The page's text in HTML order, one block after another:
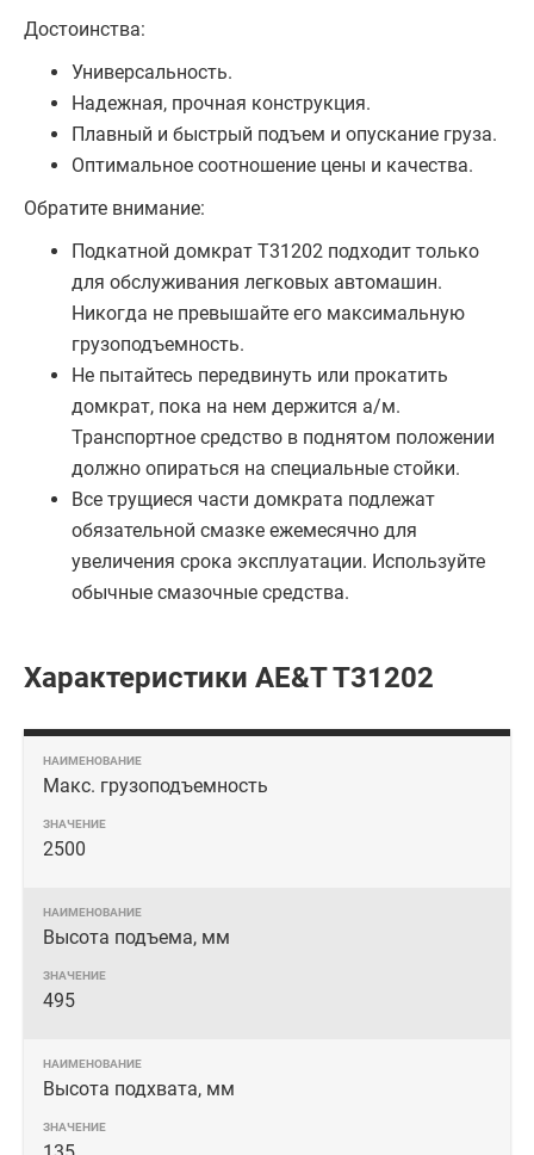
Достоинства:
Универсальность.
Надежная, прочная конструкция.
Плавный и быстрый подъем и опускание груза.
Оптимальное соотношение цены и качества.
Обратите внимание:
Подкатной домкрат T31202 подходит только
для обслуживания легковых автомашин.
Никогда не превышайте его максимальную
грузоподъемность.
Не пытайтесь передвинуть или прокатить
домкрат, пока на нем держится а/м.
Транспортное средство в поднятом положении
должно опираться на специальные стойки.
Все трущиеся части домкрата подлежат
обязательной смазке ежемесячно для
увеличения срока эксплуатации. Используйте
обычные смазочные средства.
Характеристики AE&T T31202
Макс. грузоподъемность
2500
Высота подъема, мм
495
Высота подхвата, мм